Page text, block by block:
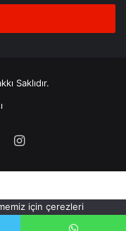
Saklıdır.
Instagram
için çerezleri
bunu kabul